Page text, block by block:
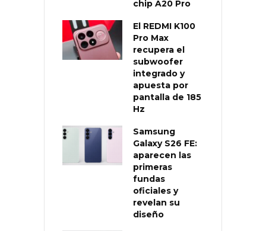
chip A20 Pro
El REDMI K100
Pro Max
recupera el
subwoofer
integrado y
apuesta por
pantalla de 185
Hz
Samsung
Galaxy S26 FE:
aparecen las
primeras
fundas
oficiales y
revelan su
diseño